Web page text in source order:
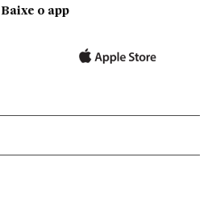
Baixe o app